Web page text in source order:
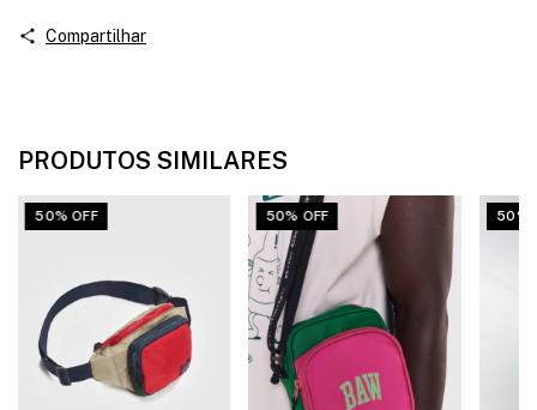
Compartilhar
PRODUTOS SIMILARES
50% OFF 50% OFF 50%